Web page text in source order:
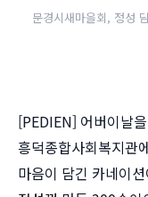
문경시새마을회, 정성
[PEDIEN] 어버이날
흥덕종합사회복지관
마음이 담긴 카네이